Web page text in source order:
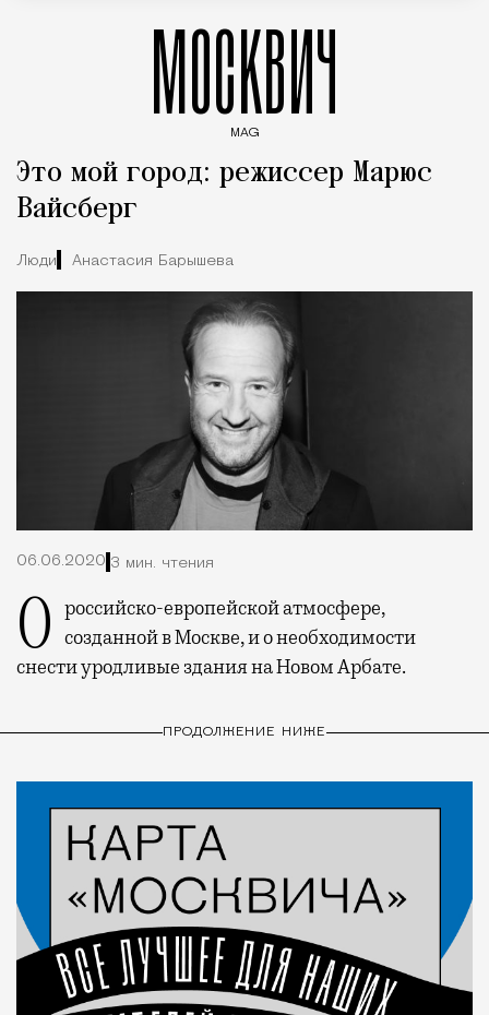
МОСКВИЧ
MAG
Это мой город: режиссер Марюс
Вайсберг
Люди Анастасия Барышева
06.06.2020 3 мин. чтения
О российско-европейской атмосфере, созданной в Москве, и о необходимости
снести уродливые здания на Новом Арбате.
ПРОДОЛЖЕНИЕ НИЖЕ